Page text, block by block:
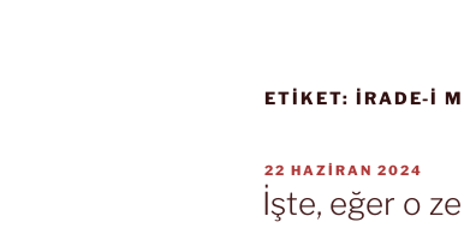
ETIKET: IRADE-I
YAYIM
TARIHI
22 HAZIRAN 2024
İşte, eğer o